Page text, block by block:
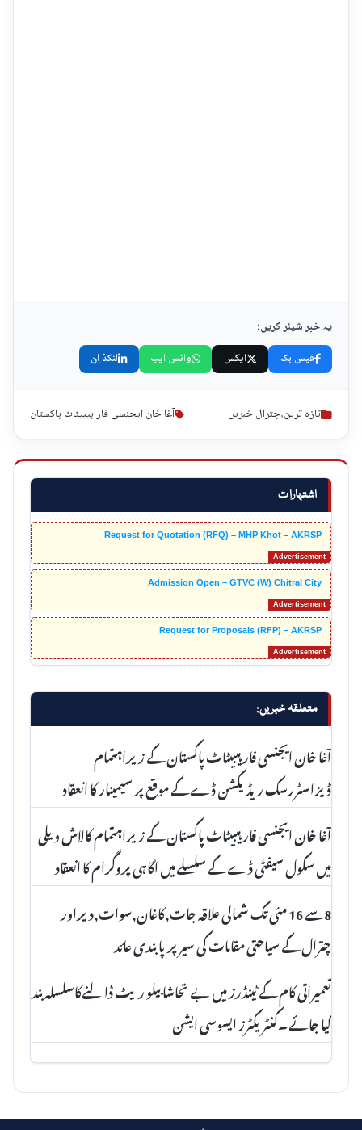
اشتہارات
Request for Quotation (RFQ) – MHP Khot – AKRSP
Admission Open – GTVC (W) Chitral City
Request for Proposals (RFP) – AKRSP
متعلقہ خبریں:
آغا خان ایجنسی فار ہیبیٹاٹ پاکستان کے زیراہتمام
ڈیزاسٹررسک ریڈیکشن ڈے کے موقع پر سیمینار کا انعقاد
آغا خان ایجنسی فار ہیبیٹاٹ پاکستان کے زیراہتمام کالاش ویلی
میں سکول سیفٹی ڈے کے سلسلے میں اگاہی پروگرام کا انعقاد
8سے 16 مئی تک شمالی علاقہ جات,کاغان,سوات,دیراور
چترال کے سیاحتی مقامات کی سیر پرپابندی عائد
تعمیراتی کام کے ٹینڈرز میں بے تحاشا بیلو ریٹ ڈالنےکاسلسلہ بند
کیا جائے۔کنٹریکٹرز ایسوسی ایشن
یہ خبر شیئر کریں:
فیس بک ایکس واٹس ایپ لنکڈ اِن
تازہ ترین,چترال خبریں آغا خان ایجنسی فار ہیبیٹاٹ پاکستان